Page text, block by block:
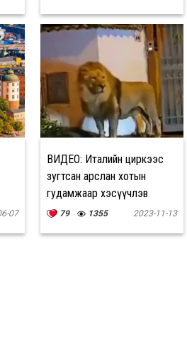
07
ВИДЕО: Италийн циркээс
зугтсан арслан хотын
гудамжаар хэсүүчлэв
79 1355 2023-11-13